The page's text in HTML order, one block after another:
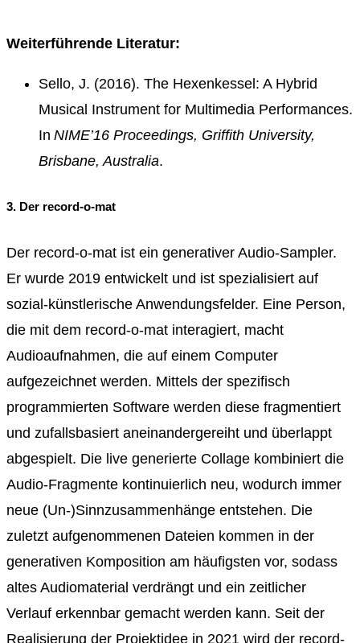
Weiterführende Literatur:
Sello, J. (2016). The Hexenkessel: A Hybrid
Musical Instrument for Multimedia Performances.
In NIME’16 Proceedings, Griffith University,
Brisbane, Australia.
3. Der record-o-mat
Der record-o-mat ist ein generativer Audio-Sampler.
Er wurde 2019 entwickelt und ist spezialisiert auf
sozial-künstlerische Anwendungsfelder. Eine Person,
die mit dem record-o-mat interagiert, macht
Audioaufnahmen, die auf einem Computer
aufgezeichnet werden. Mittels der spezifisch
programmierten Software werden diese fragmentiert
und zufallsbasiert aneinandergereiht und überlappt
abgespielt. Die live generierte Collage kombiniert die
Audio-Fragmente kontinuierlich neu, wodurch immer
neue (Un-)Sinnzusammenhänge entstehen. Die
zuletzt aufgenommenen Dateien kommen in der
generativen Komposition am häufigsten vor, sodass
altes Audiomaterial verdrängt und ein zeitlicher
Verlauf erkennbar gemacht werden kann. Seit der
Realisierung der Projektidee in 2021 wird der record-